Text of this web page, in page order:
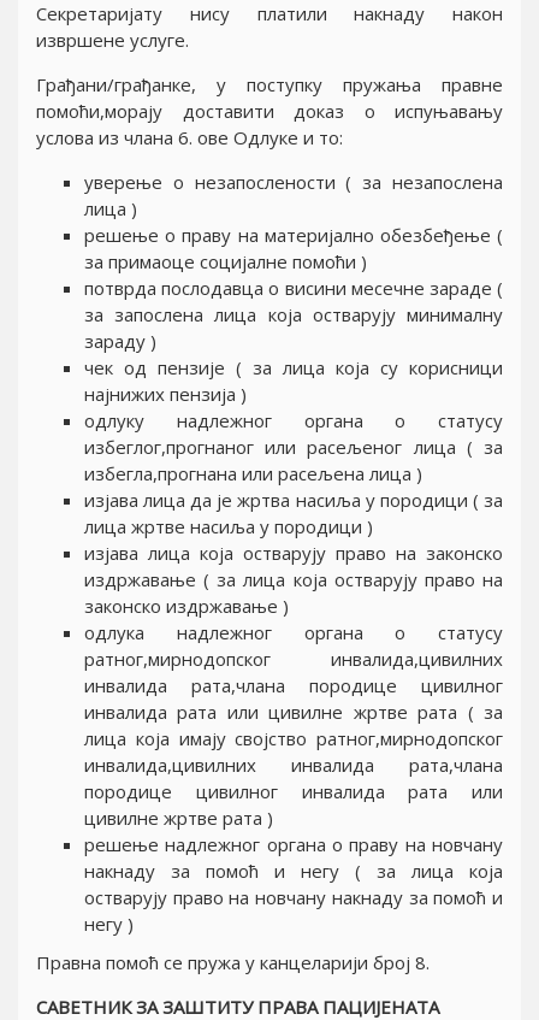
Секретаријату нису платили накнаду након
извршене услуге.
Грађани/грађанке, у поступку пружања правне
помоћи,морају доставити доказ о испуњавању
услова из члана 6. ове Одлуке и то:
уверење о незапослености ( за незапослена
лица )
решење о праву на материјално обезбеђење (
за примаоце социјалне помоћи )
потврда послодавца о висини месечне зараде (
за запослена лица која остварују минималну
зараду )
чек од пензије ( за лица која су корисници
најнижих пензија )
одлуку надлежног органа о статусу
избеглог,прогнаног или расељеног лица ( за
избегла,прогнана или расељена лица )
изјава лица да је жртва насиља у породици ( за
лица жртве насиља у породици )
изјава лица која остварују право на законско
издржавање ( за лица која остварују право на
законско издржавање )
одлука надлежног органа о статусу
ратног,мирнодопског инвалида,цивилних
инвалида рата,члана породице цивилног
инвалида рата или цивилне жртве рата ( за
лица која имају својство ратног,мирнодопског
инвалида,цивилних инвалида рата,члана
породице цивилног инвалида рата или
цивилне жртве рата )
решење надлежног органа о праву на новчану
накнаду за помоћ и негу ( за лица која
остварују право на новчану накнаду за помоћ и
негу )
Правна помоћ се пружа у канцеларији број 8.
САВЕТНИК ЗА ЗАШТИТУ ПРАВА ПАЦИЈЕНАТА